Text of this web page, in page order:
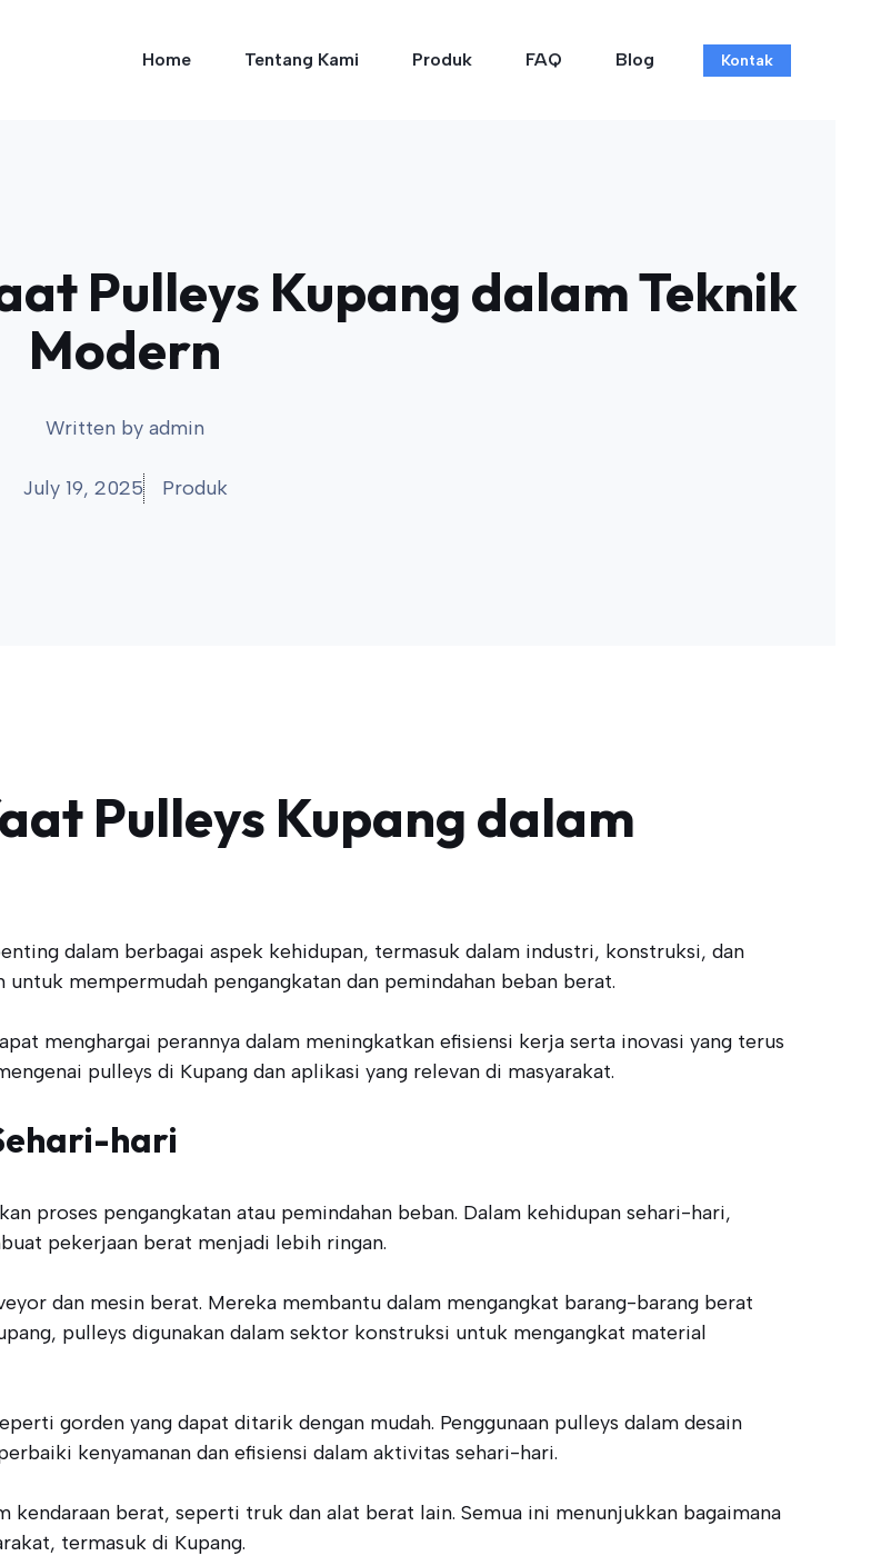
Home Tentang Kami Produk FAQ Blog Kontak
Pulleys Kupang dalam Teknik
Modern
Written by admin
July 19, 2025 Produk
Pulleys Kupang dalam
dalam berbagai aspek kehidupan, termasuk dalam industri, konstruksi, dan
mempermudah pengangkatan dan pemindahan beban berat.
menghargai perannya dalam meningkatkan efisiensi kerja serta inovasi yang terus
pulleys di Kupang dan aplikasi yang relevan di masyarakat.
hari
proses pengangkatan atau pemindahan beban. Dalam kehidupan sehari-hari,
pekerjaan berat menjadi lebih ringan.
dan mesin berat. Mereka membantu dalam mengangkat barang-barang berat
pulleys digunakan dalam sektor konstruksi untuk mengangkat material
gorden yang dapat ditarik dengan mudah. Penggunaan pulleys dalam desain
kenyamanan dan efisiensi dalam aktivitas sehari-hari.
berat, seperti truk dan alat berat lain. Semua ini menunjukkan bagaimana
termasuk di Kupang.